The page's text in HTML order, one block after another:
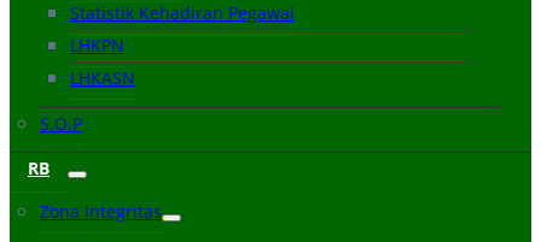
Statistik Kehadiran Pegawai
LHKPN
LHKASN
S.O.P
RB
Zona Integritas